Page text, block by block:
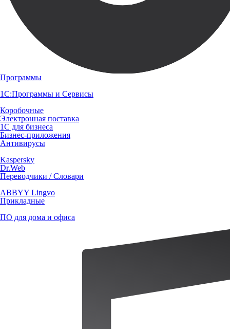
Программы
1С:Программы и Сервисы
Коробочные
Электронная поставка
1С для бизнеса
Бизнес-приложения
Антивирусы
Kaspersky
Dr.Web
Переводчики / Словари
ABBYY Lingvo
Прикладные
ПО для дома и офиса